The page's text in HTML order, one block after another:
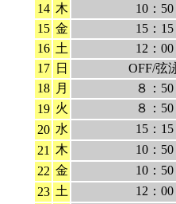
14 木 10：
15 金 15：
16 土 12：
17
日
OFF/弦
18
月 ８：
19 火 ８：
20 水 15：
21
木 10：
22 金 10：
23 土 12：